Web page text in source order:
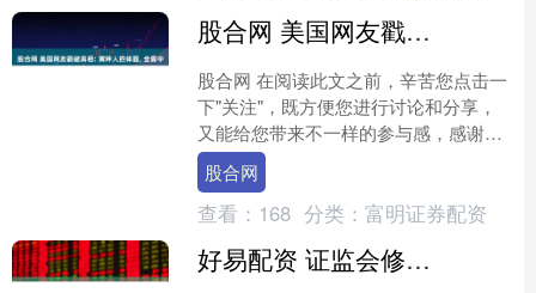
股合网 美国网友戳破真相: 黄种人的体面, 全靠中国在背后硬撑!
股合网 在阅读此文之前，辛苦您点击一
下"关注"，既方便您进行讨论和分享，
又能给您带来不一样的参与感，感谢您
的支持！ 声明：本文内容均是根据权威
材料，结合个人观点....
股合网
查看： 168 分类： 富明证券配资
好易配资 证监会修订行政执法当事人承诺制度，进一步明确受理条件！